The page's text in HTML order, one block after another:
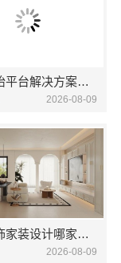
国内轮胎平台解决方案，湖北省腾冠畅实业贸易有限公司正品直供
2026-08-09
品质装饰家装设计哪家好，佛山市雅居美家建筑装饰工程有限公司设计施工一体化
2026-08-09